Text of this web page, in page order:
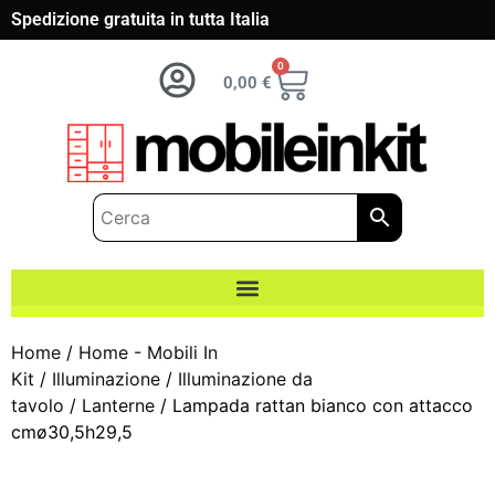
Spedizione gratuita in tutta Italia
0,00 €
0
Home / Home - Mobili In
Kit / Illuminazione / Illuminazione da
tavolo / Lanterne / Lampada rattan bianco con attacco
cmø30,5h29,5